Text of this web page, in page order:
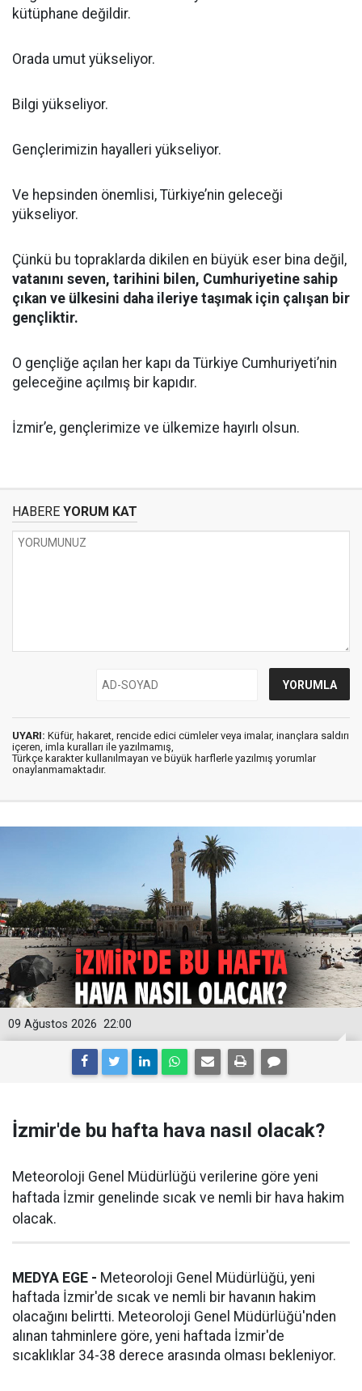
kütüphane değildir.
Orada umut yükseliyor.
Bilgi yükseliyor.
Gençlerimizin hayalleri yükseliyor.
Ve hepsinden önemlisi, Türkiye’nin geleceği
yükseliyor.
Çünkü bu topraklarda dikilen en büyük eser bina değil,
vatanını seven, tarihini bilen, Cumhuriyetine sahip
çıkan ve ülkesini daha ileriye taşımak için çalışan bir
gençliktir.
O gençliğe açılan her kapı da Türkiye Cumhuriyeti’nin
geleceğine açılmış bir kapıdır.
İzmir’e, gençlerimize ve ülkemize hayırlı olsun.
HABERE YORUM KAT
UYARI: Küfür, hakaret, rencide edici cümleler veya imalar, inançlara saldırı
içeren, imla kuralları ile yazılmamış,
Türkçe karakter kullanılmayan ve büyük harflerle yazılmış yorumlar
onaylanmamaktadır.
22:00
09 Ağustos 2026
İzmir'de bu hafta hava nasıl olacak?
Meteoroloji Genel Müdürlüğü verilerine göre yeni
haftada İzmir genelinde sıcak ve nemli bir hava hakim
olacak.
MEDYA EGE - Meteoroloji Genel Müdürlüğü, yeni
haftada İzmir'de sıcak ve nemli bir havanın hakim
olacağını belirtti. Meteoroloji Genel Müdürlüğü'nden
alınan tahminlere göre, yeni haftada İzmir'de
sıcaklıklar 34-38 derece arasında olması bekleniyor.